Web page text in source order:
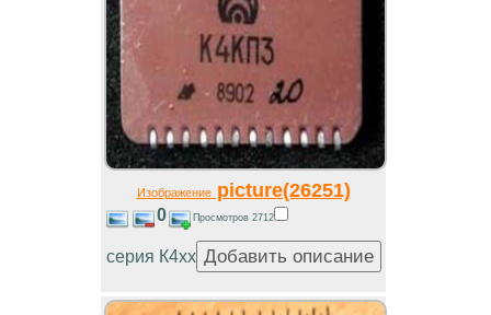
Изображениеpicture(26251)
0 Просмотров 2712
серия К4хх